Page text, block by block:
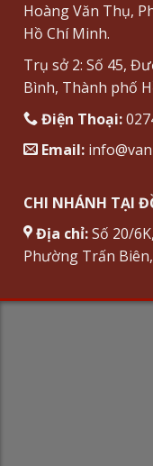
Hoàng Văn Thụ,
Hồ Chí Minh.
Trụ sở 2: Số 45,
Bình, Thành phố
Điện Thoại:
Email:
CHI NHÁNH TẠI
Địa chỉ:Số 20/
Phường Trấn